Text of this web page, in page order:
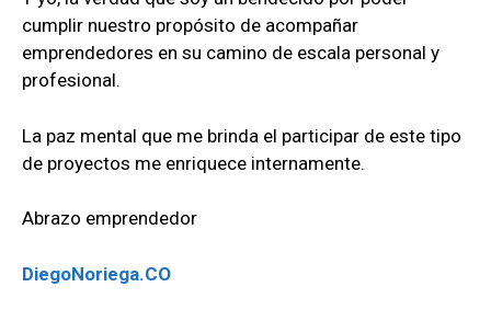
cumplir nuestro propósito de acompañar
emprendedores en su camino de escala personal y
profesional.
La paz mental que me brinda el participar de este tipo
de proyectos me enriquece internamente.
Abrazo emprendedor
DiegoNoriega.CO